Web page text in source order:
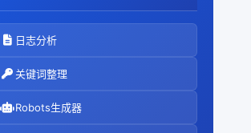
日志分析
关键词整理
Robots生成器